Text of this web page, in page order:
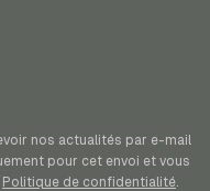
nos actualités par e-mail
pour cet envoi et vous
Politique de confidentialité.